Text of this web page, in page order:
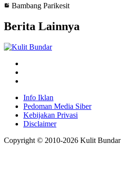
Bambang Parikesit
Berita Lainnya
Info Iklan
Pedoman Media Siber
Kebijakan Privasi
Disclaimer
Copyright © 2010-2026 Kulit Bundar